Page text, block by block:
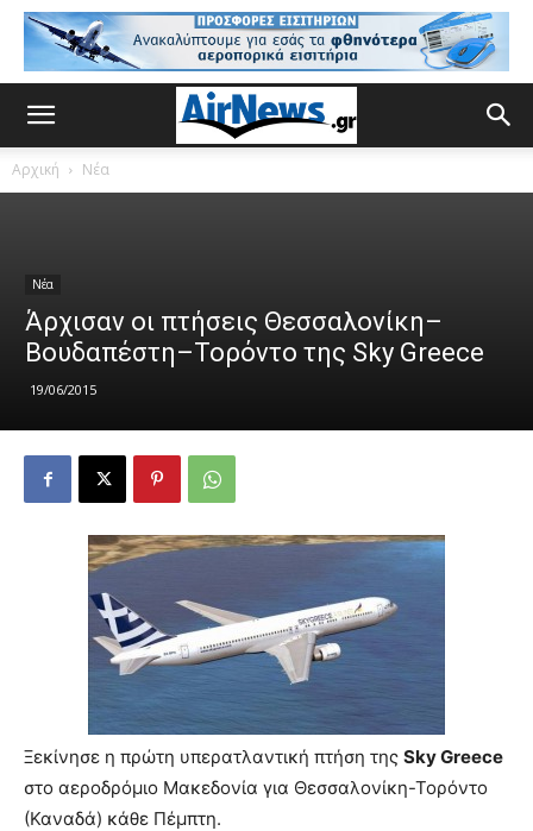
Αρχική Νέα
Νέα
Άρχισαν οι πτήσεις Θεσσαλονίκη–
Βουδαπέστη–Τορόντο της Sky Greece
19/06/2015
Ξεκίνησε η πρώτη υπερατλαντική πτήση της Sky Greece
στο αεροδρόμιο Μακεδονία για Θεσσαλονίκη-Τορόντο
(Καναδά) κάθε Πέμπτη.